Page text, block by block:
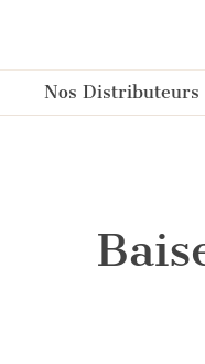
Nos Distributeurs